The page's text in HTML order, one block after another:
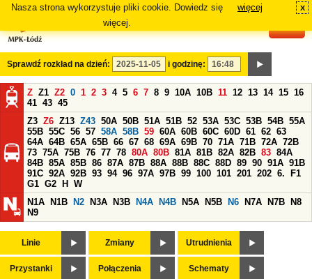
Nasza strona wykorzystuje pliki cookie. Dowiedz się
więcej.
więcej x
Sprawdź rozkład na dzień: i godzinę:
Z Z1 Z2 0 1 2 3 4 5 6 7 8 9 10A 10B 11 12 13 14 15 16
41 43 45
Z3 Z6 Z13 Z43 50A 50B 51A 51B 52 53A 53C 53B 54B 55A
55B 55C 56 57 58A 58B 59 60A 60B 60C 60D 61 62 63
64A 64B 65A 65B 66 67 68 69A 69B 70 71A 71B 72A 72B
73 75A 75B 76 77 78 80A 80B 81A 81B 82A 82B 83 84A
84B 85A 85B 86 87A 87B 88A 88B 88C 88D 89 90 91A 91B
91C 92A 92B 93 94 96 97A 97B 99 100 101 201 202 6.
F1
G1 G2 H
W
N1A
N1B N2 N3A N3B N4A N4B N5A N5B N6 N7A N7B
N8
N9
Linie Zmiany Utrudnienia
Przystanki Połączenia Schematy